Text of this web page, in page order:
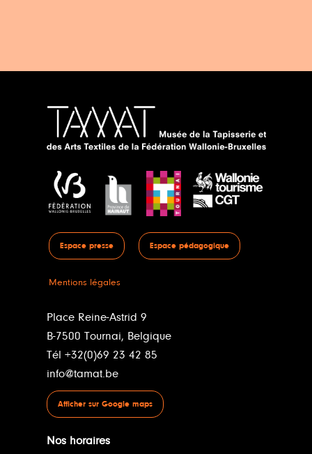
Espace presse Espace pédagogique
Mentions légales
Place Reine-Astrid 9
B-7500 Tournai, Belgique
Tél +32(0)69 23 42 85
info@tamat.be
Afficher sur Google maps
Nos horaires